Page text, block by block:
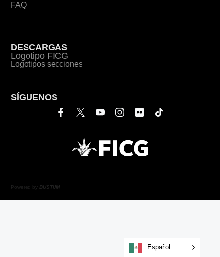
FAQ
DESCARGAS
Logotipo FICG
Logotipos secciones
SÍGUENOS
Powered by BUSTUM
Español